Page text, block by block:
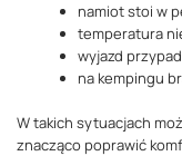
namiot stoi w
temperatura
wyjazd
na kempingu
W takich sytuacjach
znacząco poprawić